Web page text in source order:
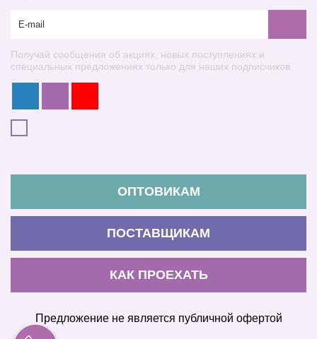
Получай сообщения об акциях, новых поступлениях и
специальных предложениях только для наших подписчиков
ОПТОВИКАМ
ПОСТАВЩИКАМ
КАК ПРОЕХАТЬ
Предложение не является публичной офертой